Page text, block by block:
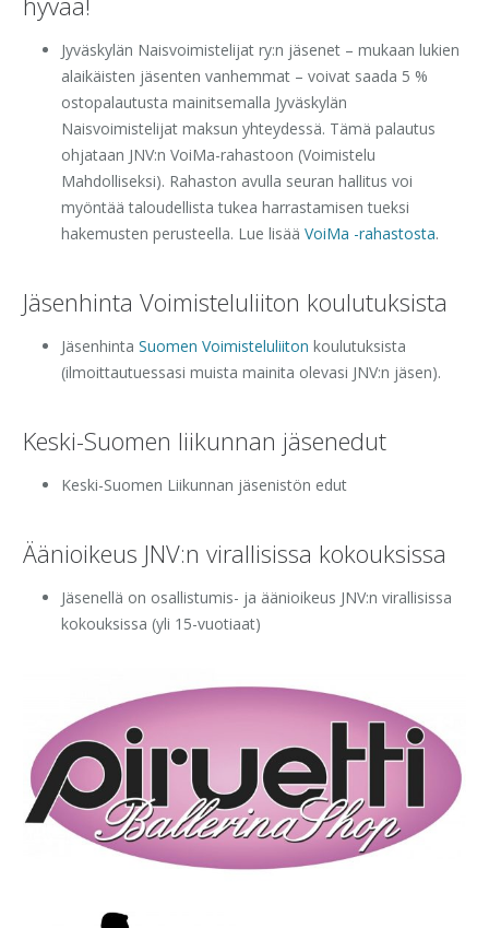
Jyväskylän Naisvoimistelijat ry:n jäsenet – mukaan lukien
alaikäisten jäsenten vanhemmat – voivat saada 5 %
ostopalautusta mainitsemalla Jyväskylän
Naisvoimistelijat maksun yhteydessä. Tämä palautus
ohjataan JNV:n VoiMa-rahastoon (Voimistelu
Mahdolliseksi). Rahaston avulla seuran hallitus voi
myöntää taloudellista tukea harrastamisen tueksi
hakemusten perusteella. Lue lisää VoiMa -rahastosta.
Jäsenhinta Voimisteluliiton koulutuksista
Jäsenhinta Suomen Voimisteluliiton koulutuksista
(ilmoittautuessasi muista mainita olevasi JNV:n jäsen).
Keski-Suomen liikunnan jäsenedut
Keski-Suomen Liikunnan jäsenistön edut
Äänioikeus JNV:n virallisissa kokouksissa
Jäsenellä on osallistumis- ja äänioikeus JNV:n virallisissa
kokouksissa (yli 15-vuotiaat)